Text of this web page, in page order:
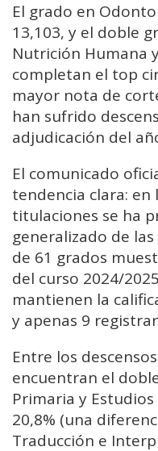
El grado en
13,103, y el doble
Nutrición Humana
completan el top
mayor nota de
han sufrido
adjudicación del
El comunicado
tendencia clara: en
titulaciones se ha
generalizado de
de 61 grados
del curso 2024/
mantienen la
y apenas 9
Entre los
encuentran el
Primaria y
20,8% (una
Traducción e